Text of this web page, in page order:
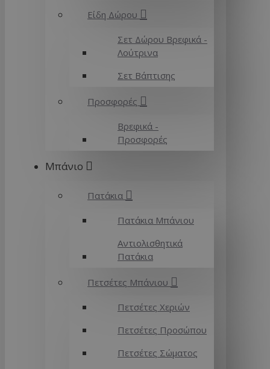
Είδη Δώρου
Σετ Δώρου Βρεφικά -
Λούτρινα
Σετ Βάπτισης
Προσφορές
Βρεφικά -
Προσφορές
Μπάνιο
Πατάκια
Πατάκια Μπάνιου
Αντιολισθητικά
Πατάκια
Πετσέτες Μπάνιου
Πετσέτες Χεριών
Πετσέτες Προσώπου
Πετσέτες Σώματος